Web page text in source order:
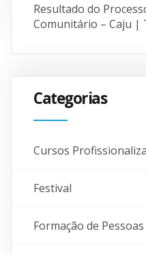
Resultado do
Comunitário – Caju |
Categorias
Cursos
Festival
Formação de Pessoas